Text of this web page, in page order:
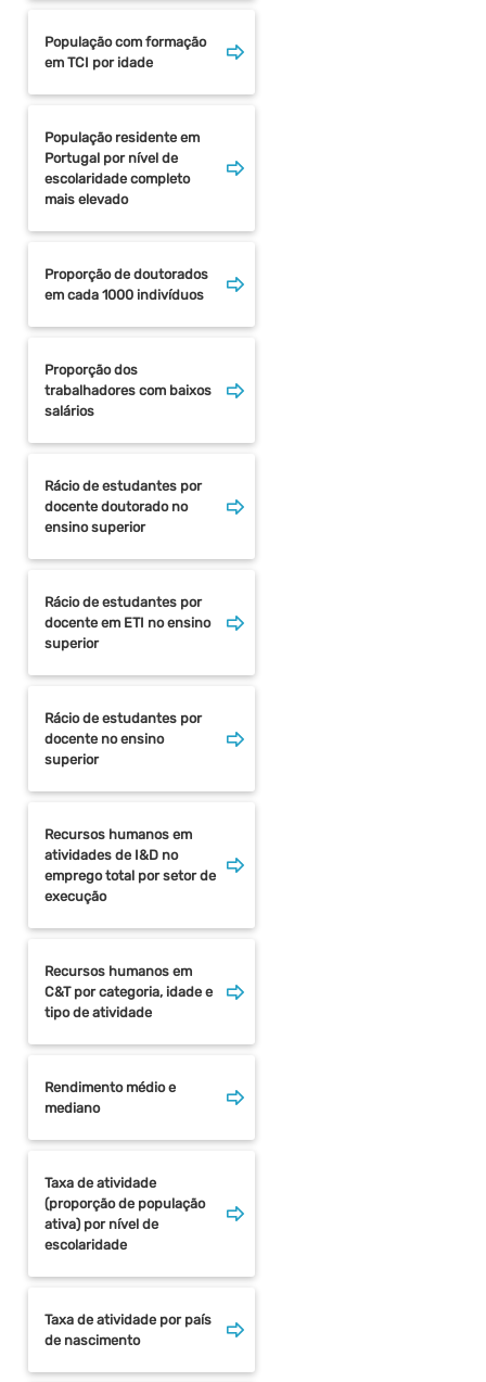
População com formação
em TCI por idade
População residente em
Portugal por nível de
escolaridade completo
mais elevado
Proporção de doutorados
em cada 1000 indivíduos
Proporção dos
trabalhadores com baixos
salários
Rácio de estudantes por
docente doutorado no
ensino superior
Rácio de estudantes por
docente em ETI no ensino
superior
Rácio de estudantes por
docente no ensino
superior
Recursos humanos em
atividades de I&D no
emprego total por setor de
execução
Recursos humanos em
C&T por categoria, idade e
tipo de atividade
Rendimento médio e
mediano
Taxa de atividade
(proporção de população
ativa) por nível de
escolaridade
Taxa de atividade por país
de nascimento